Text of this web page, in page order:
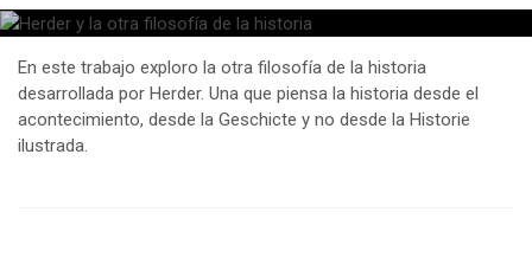
En este trabajo exploro la otra filosofía de la historia
desarrollada por Herder. Una que piensa la historia desde el
acontecimiento, desde la Geschicte y no desde la Historie
ilustrada.